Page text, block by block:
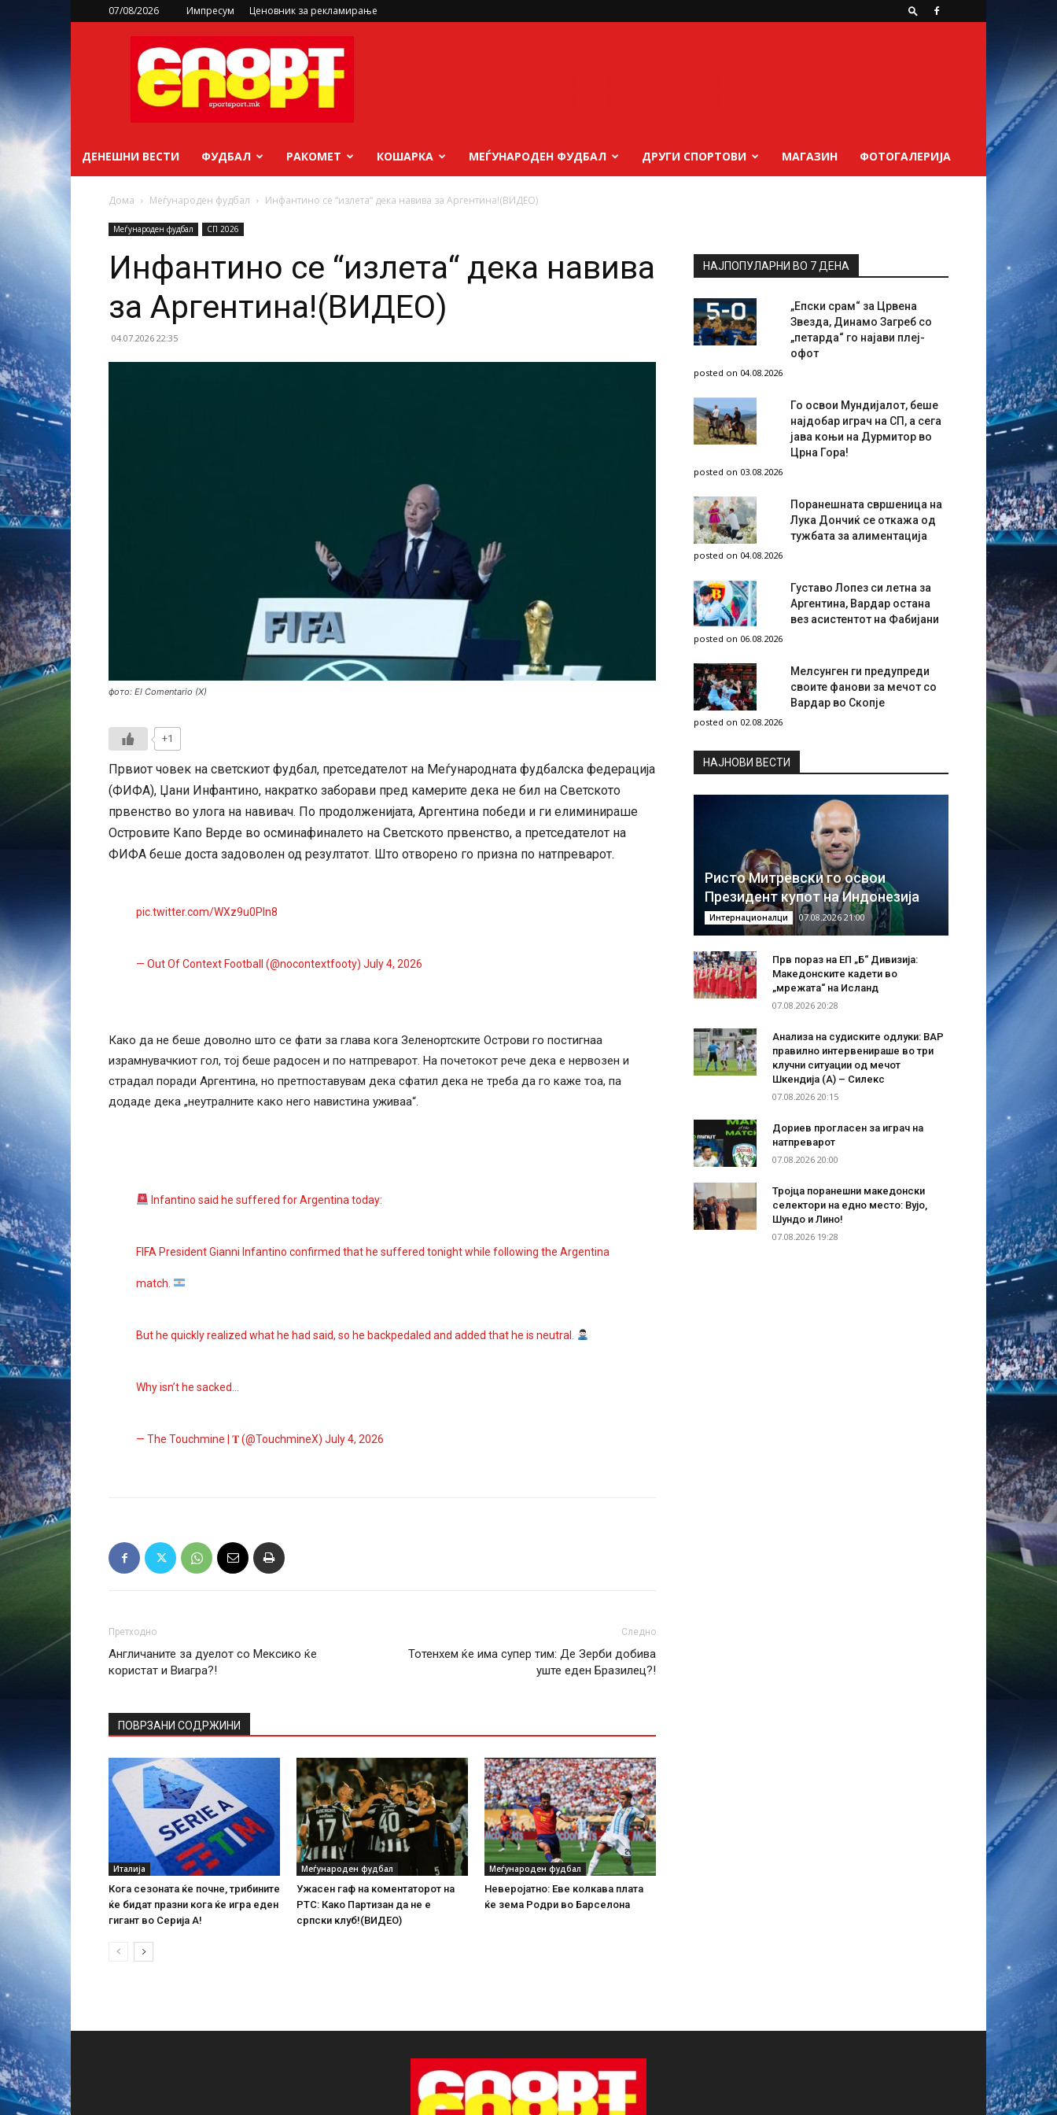
07/08/2026 Импресум Ценовник за рекламирање
sportsport.mk
ДЕНЕШНИ ВЕСТИ ФУДБАЛ РАКОМЕТ КОШАРКА МЕЃУНАРОДЕН ФУДБАЛ ДРУГИ СПОРТОВИ МАГАЗИН ФОТОГАЛЕРИЈА
Дома Меѓународен фудбал Инфантино се “излета“ дека навива за Аргентина!(ВИДЕО)
Меѓународен фудбал СП 2026
Инфантино се “излета“ дека навива
за Аргентина!(ВИДЕО)
04.07.2026 22:35
фото: El Comentario (X)
+1
Првиот човек на светскиот фудбал, претседателот на Меѓународната фудбалска федерација
(ФИФА), Џани Инфантино, накратко заборави пред камерите дека не бил на Светското
првенство во улога на навивач. По продолженијата, Аргентина победи и ги елиминираше
Островите Капо Верде во осминафиналето на Светското првенство, а претседателот на
ФИФА беше доста задоволен од резултатот. Што отворено го призна по натпреварот.
pic.twitter.com/WXz9u0Pln8
— Out Of Context Football (@nocontextfooty) July 4, 2026
Како да не беше доволно што се фати за глава кога Зеленортските Острови го постигнаа
израмнувачкиот гол, тој беше радосен и по натпреварот. На почетокот рече дека е нервозен и
страдал поради Аргентина, но претпоставувам дека сфатил дека не треба да го каже тоа, па
додаде дека „неутралните како него навистина уживаа“.
Infantino said he suffered for Argentina today:
FIFA President Gianni Infantino confirmed that he suffered tonight while following the Argentina
match.
But he quickly realized what he had said, so he backpedaled and added that he is neutral.
Why isn’t he sacked…
— The Touchmine | 𝐓 (@TouchmineX) July 4, 2026
Претходно
Англичаните за дуелот со Мексико ќе
користат и Виагра?!
Следно
Тотенхем ќе има супер тим: Де Зерби добива
уште еден Бразилец?!
ПОВРЗАНИ СОДРЖИНИ
Италија
Кога сезоната ќе почне, трибините
ќе бидат празни кога ќе игра еден
гигант во Серија А!
Меѓународен фудбал
Ужасен гаф на коментаторот на
РТС: Како Партизан да не е
српски клуб!(ВИДЕО)
Меѓународен фудбал
Неверојатно: Еве колкава плата
ќе зема Родри во Барселона
НАЈПОПУЛАРНИ ВО 7 ДЕНА
„Епски срам“ за Црвена
Звезда, Динамо Загреб со
„петарда“ го најави плеј-
офот
posted on 04.08.2026
Го освои Мундијалот, беше
најдобар играч на СП, а сега
јава коњи на Дурмитор во
Црна Гора!
posted on 03.08.2026
Поранешната свршеница на
Лука Дончиќ се откажа од
тужбата за алиментација
posted on 04.08.2026
Густаво Лопез си летна за
Аргентина, Вардар остана
вез асистентот на Фабијани
posted on 06.08.2026
Мелсунген ги предупреди
своите фанови за мечот со
Вардар во Скопје
posted on 02.08.2026
НAЈНОВИ ВЕСТИ
Ристо Митревски го освои
Президент купот на Индонезија
Интернационалци 07.08.2026 21:00
Прв пораз на ЕП „Б“ Дивизија:
Македонските кадети во
„мрежата“ на Исланд
07.08.2026 20:28
Анализа на судиските одлуки: ВАР
правилно интервенираше во три
клучни ситуации од мечот
Шкендија (А) – Силекс
07.08.2026 20:15
Дориев прогласен за играч на
натпреварот
07.08.2026 20:00
Тројца поранешни македонски
селектори на едно место: Вујо,
Шундо и Лино!
07.08.2026 19:28